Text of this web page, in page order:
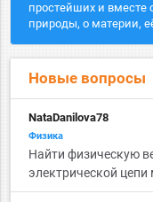
простейших и вместе
природы, о материи,
Новые вопросы
NataDanilova78
Физика
Найти физическую
электрической